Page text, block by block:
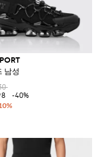
즈
남성
-40%